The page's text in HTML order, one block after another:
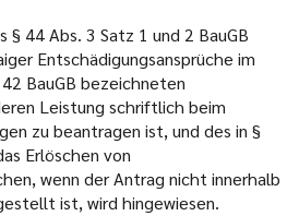
44 Abs. 3 Satz 1 und 2 BauGB
Entschädigungsansprüche im
BauGB bezeichneten
Leistung schriftlich beim
zu beantragen ist, und des in §
Erlöschen von
wenn der Antrag nicht innerhalb
ist, wird hingewiesen.